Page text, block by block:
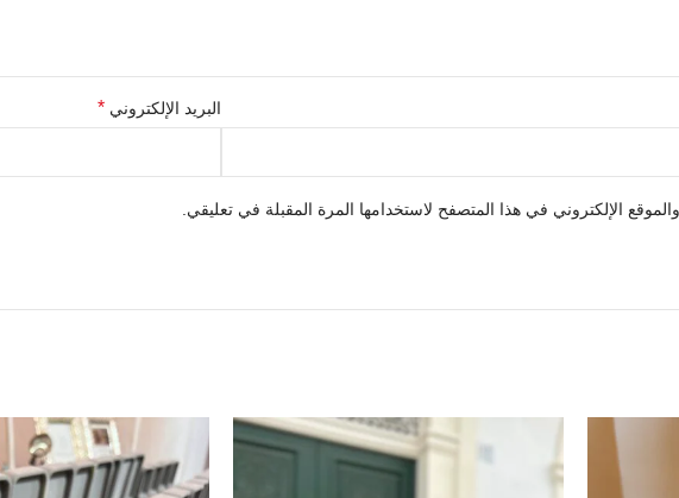
البريد الإلكتروني *
الإلكتروني في هذا المتصفح لاستخدامها المرة المقبلة في تعليقي.